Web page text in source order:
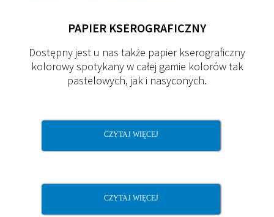
PAPIER KSEROGRAFICZNY
Dostępny jest u nas także papier kserograficzny
kolorowy spotykany w całej gamie kolorów tak
pastelowych, jak i nasyconych.
CZYTAJ WIĘCEJ
CZYTAJ WIĘCEJ